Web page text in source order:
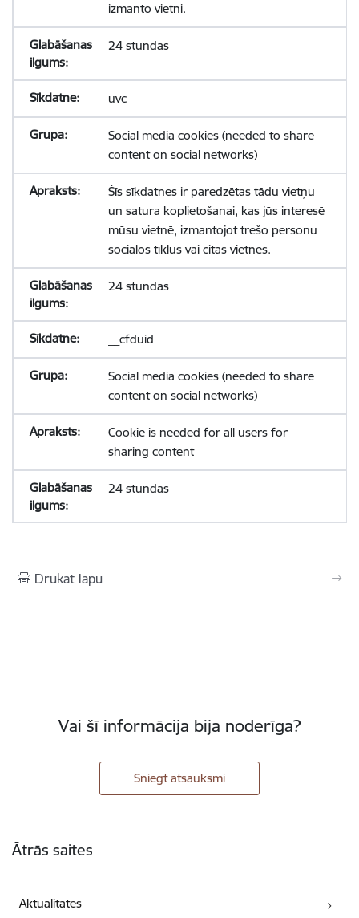
izmanto vietni.
24 stundas
uvc
Social media cookies (needed to share
content on social networks)
Šīs sīkdatnes ir paredzētas tādu vietņu
un satura koplietošanai, kas jūs interesē
mūsu vietnē, izmantojot trešo personu
sociālos tīklus vai citas vietnes.
24 stundas
__cfduid
Social media cookies (needed to share
content on social networks)
Cookie is needed for all users for
sharing content
24 stundas
Drukāt lapu
Vai šī informācija bija noderīga?
Sniegt atsauksmi
Ātrās saites
Aktualitātes